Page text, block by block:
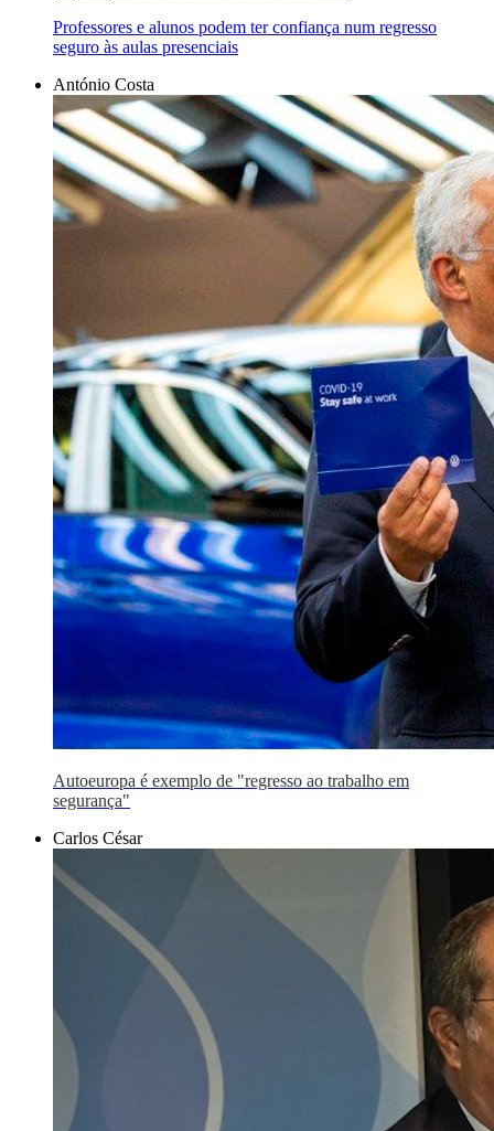
Professores e alunos podem ter confiança num regresso
seguro às aulas presenciais
António Costa
Autoeuropa é exemplo de "regresso ao trabalho em
segurança"
Carlos César